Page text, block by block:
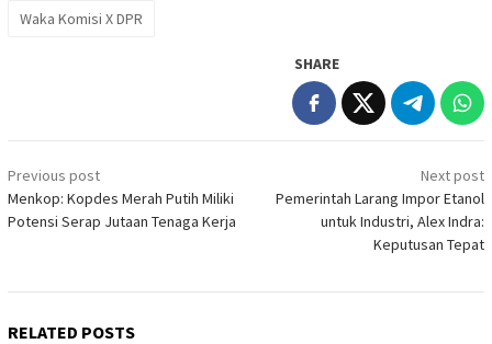
Waka Komisi X DPR
SHARE
Post
navigation
Previous post
Menkop: Kopdes Merah Putih Miliki
Potensi Serap Jutaan Tenaga Kerja
Next post
Pemerintah Larang Impor Etanol
untuk Industri, Alex Indra:
Keputusan Tepat
RELATED POSTS